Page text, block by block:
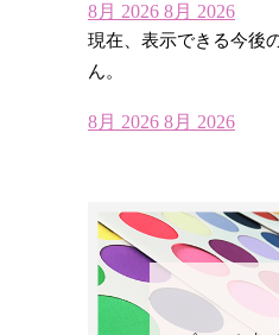
8月 2026 8月 2026
現在、表示できる今後
ん。
8月 2026 8月 2026